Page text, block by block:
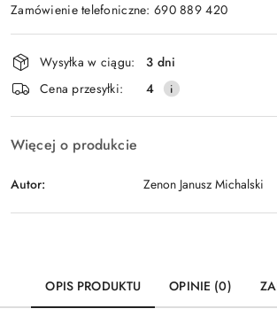
Zamówienie telefoniczne: 690 889 420
Wyślij
Dostępność
i
dostawa
Wysyłka w ciągu:
3 dni
Cena przesyłki:
4
Więcej o produkcie
Autor: Zenon Janusz Michalski
OPIS PRODUKTU OPINIE (0)